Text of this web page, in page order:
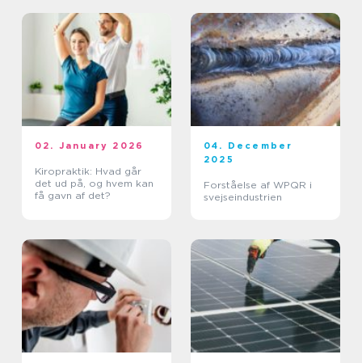
02. January 2026
Kiropraktik: Hvad går
det ud på, og hvem kan
få gavn af det?
04. December
2025
Forståelse af WPQR i
svejseindustrien